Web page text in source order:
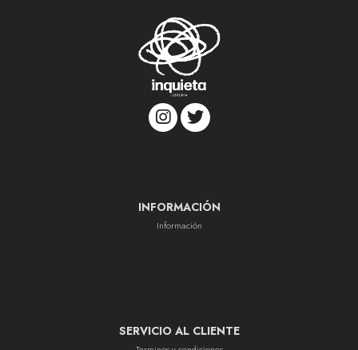
INFORMACIÓN
Información
SERVICIO AL CLIENTE